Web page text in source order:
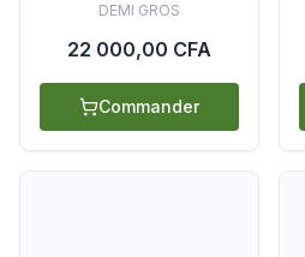
DEMI GROS
22 000,00 CFA
Commander